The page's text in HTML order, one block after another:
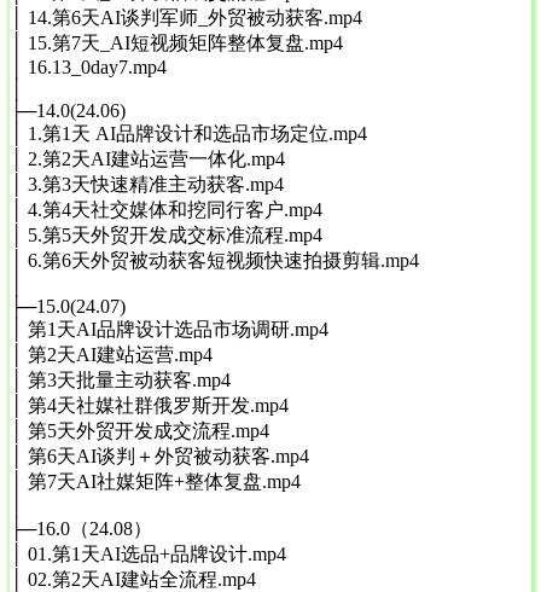
│ 14.第6天AI谈判军师_外贸被动获客.mp4
│ 15.第7天_AI短视频矩阵整体复盘.mp4
│ 16.13_0day7.mp4
├─14.0(24.06)
│ 1.第1天 AI品牌设计和选品市场定位.mp4
│ 2.第2天AI建站运营一体化.mp4
│ 3.第3天快速精准主动获客.mp4
│ 4.第4天社交媒体和挖同行客户.mp4
│ 5.第5天外贸开发成交标准流程.mp4
│ 6.第6天外贸被动获客短视频快速拍摄剪辑.mp4
├─15.0(24.07)
│ 第1天AI品牌设计选品市场调研.mp4
│ 第2天AI建站运营.mp4
│ 第3天批量主动获客.mp4
│ 第4天社媒社群俄罗斯开发.mp4
│ 第5天外贸开发成交流程.mp4
│ 第6天AI谈判＋外贸被动获客.mp4
│ 第7天AI社媒矩阵+整体复盘.mp4
├─16.0（24.08）
│ 01.第1天AI选品+品牌设计.mp4
│ 02.第2天AI建站全流程.mp4